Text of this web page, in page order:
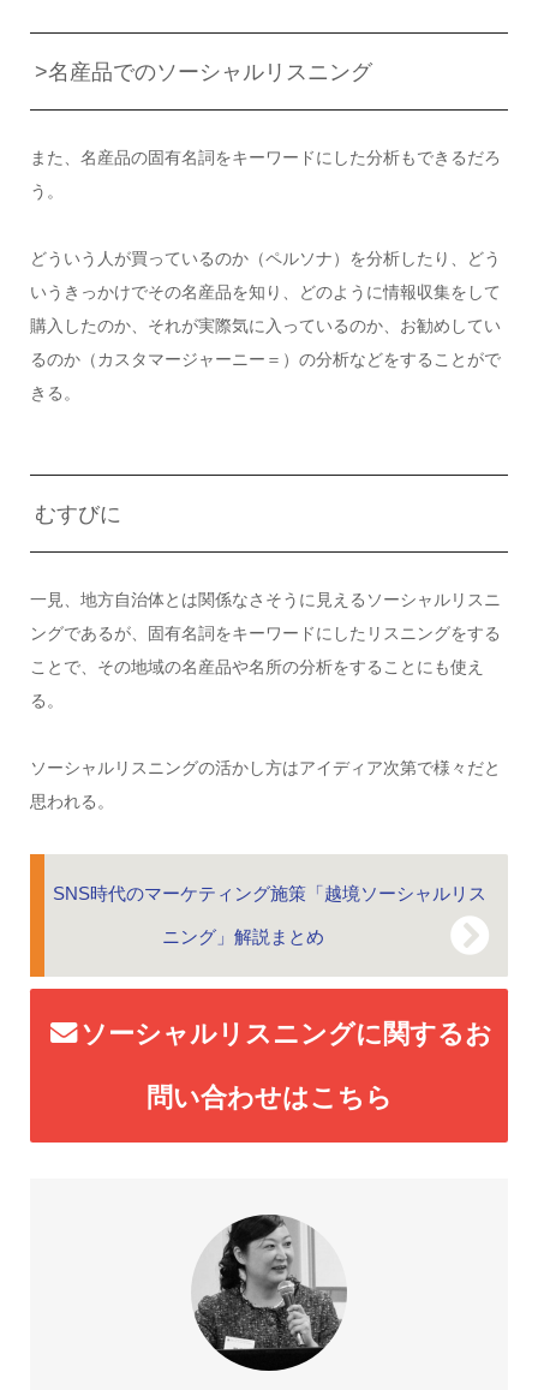
>名産品でのソーシャルリスニング
また、名産品の固有名詞をキーワードにした分析もできるだろ
う。
どういう人が買っているのか（ペルソナ）を分析したり、どう
いうきっかけでその名産品を知り、どのように情報収集をして
購入したのか、それが実際気に入っているのか、お勧めしてい
るのか（カスタマージャーニー＝）の分析などをすることがで
きる。
むすびに
一見、地方自治体とは関係なさそうに見えるソーシャルリスニ
ングであるが、固有名詞をキーワードにしたリスニングをする
ことで、その地域の名産品や名所の分析をすることにも使え
る。
ソーシャルリスニングの活かし方はアイディア次第で様々だと
思われる。
SNS時代のマーケティング施策「越境ソーシャルリス
ニング」解説まとめ
ソーシャルリスニングに関するお
問い合わせはこちら